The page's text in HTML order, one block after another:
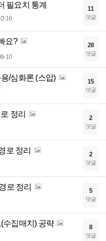
필요치 통계
16
11
댓글
요?
10
28
댓글
/심화론 (스압) 15
댓글
정리 2
댓글
로 정리 2
댓글
로 정리 5
댓글
수집매치) 공략 8
댓글